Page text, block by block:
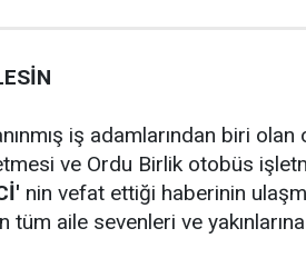
iş adamlarından biri olan
ve Ordu Birlik otobüs
nin vefat ettiği haberinin
aile sevenleri ve yakınlarına